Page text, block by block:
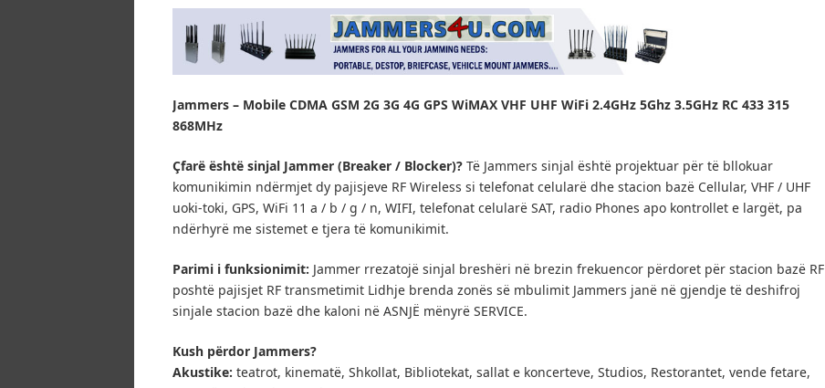
Jammers – Mobile CDMA GSM 2G 3G 4G GPS WiMAX VHF UHF WiFi 2.4GHz 5Ghz 3.5GHz RC 433 315
868MHz
Çfarë është sinjal Jammer (Breaker / Blocker)? Të Jammers sinjal është projektuar për të bllokuar
komunikimin ndërmjet dy pajisjeve RF Wireless si telefonat celularë dhe stacion bazë Cellular, VHF / UHF
uoki-toki, GPS, WiFi 11 a / b / g / n, WIFI, telefonat celularë SAT, radio Phones apo kontrollet e largët, pa
ndërhyrë me sistemet e tjera të komunikimit.
Parimi i funksionimit: Jammer rrezatojë sinjal breshëri në brezin frekuencor përdoret për stacion bazë RF
poshtë pajisjet RF transmetimit Lidhje brenda zonës së mbulimit Jammers janë në gjendje të deshifroj
sinjale stacion bazë dhe kaloni në ASNJË mënyrë SERVICE.
Kush përdor Jammers?
Akustike: teatrot, kinematë, Shkollat, Bibliotekat, sallat e koncerteve, Studios, Restorantet, vende fetare,